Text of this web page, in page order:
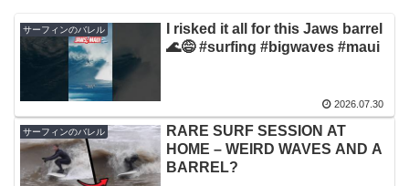
サーフィンのバレル
I risked it all for this Jaws barrel
🌊😅 #surfing #bigwaves #maui
2026.07.30
サーフィンのバレル
RARE SURF SESSION AT
HOME – WEIRD WAVES AND A
BARREL?